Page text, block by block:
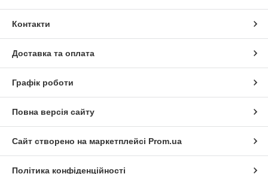
Контакти
Доставка та оплата
Графік роботи
Повна версія сайту
Сайт створено на маркетплейсі Prom.ua
Політика конфіденційності